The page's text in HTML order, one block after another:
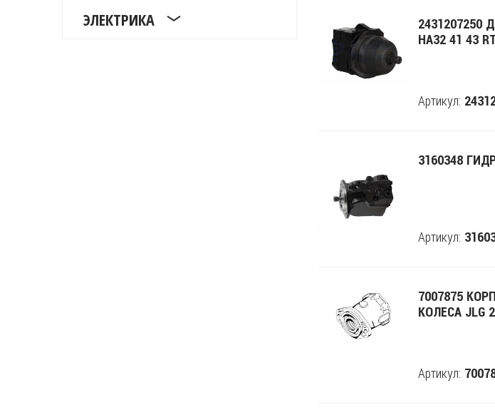
ЭЛЕКТРИКА
2431207250
HA32 41 43
Артикул:
3160348
Артикул:
7007875
КОЛЕСА JLG
Артикул: